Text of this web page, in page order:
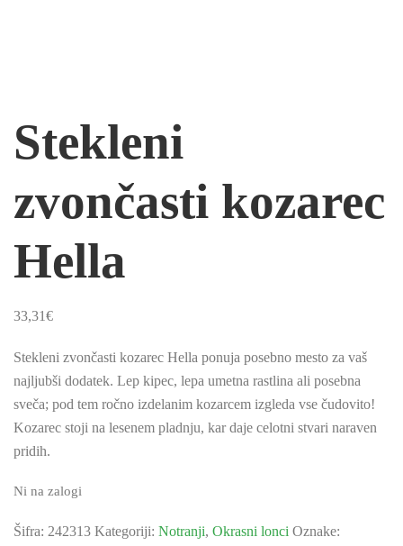
Stekleni
zvončasti kozarec
Hella
33,31€
Stekleni zvončasti kozarec Hella ponuja posebno mesto za vaš
najljubši dodatek. Lep kipec, lepa umetna rastlina ali posebna
sveča; pod tem ročno izdelanim kozarcem izgleda vse čudovito!
Kozarec stoji na lesenem pladnju, kar daje celotni stvari naraven
pridih.
Ni na zalogi
Šifra: 242313 Kategoriji: Notranji, Okrasni lonci Oznake: